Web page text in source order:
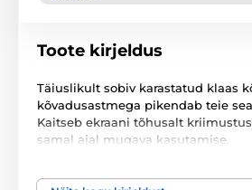
Toote kirjeldus
Täiuslikult sobiv karastatud klaas
kõvadusastmega pikendab teie
Kaitseb ekraani tõhusalt
samal ajal mugava kasutamise.